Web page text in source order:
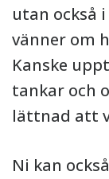
utan också
vänner om
Kanske
tankar och
lättnad att
Ni kan